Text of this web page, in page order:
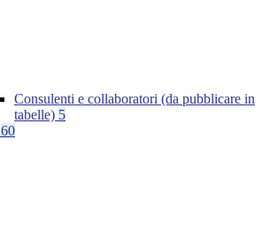
Consulenti e collaboratori (da pubblicare in
tabelle) 5
60